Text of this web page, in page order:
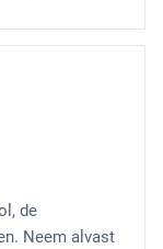
de
Neem alvast